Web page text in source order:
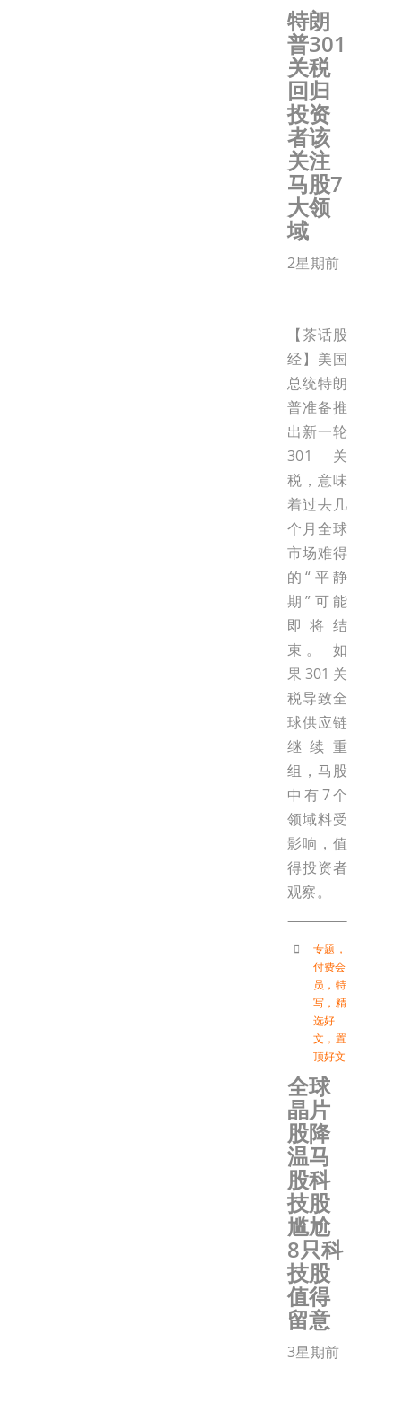
特朗
普301
关税
回归
投资
者该
关注
马股7
大领
域
2星期前
【茶话股
经】美国
总统特朗
普准备推
出新一轮
301关
税，意味
着过去几
个月全球
市场难得
的“平静
期”可能
即将结
束。 如
果301关
税导致全
球供应链
继续重
组，马股
中有7个
领域料受
影响，值
得投资者
观察。
专题 ，
付费会
员 ， 特
写 ， 精
选好
文 ， 置
顶好文
全球
晶片
股降
温马
股科
技股
尴尬
8只科
技股
值得
留意
3星期前